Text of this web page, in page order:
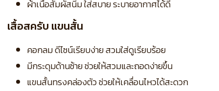
ผ้าเนื้อสัมผัสนิ่ม ใส่สบาย ระบายอากาศได้ดี
เสื้อสครับ แขนสั้น
คอกลม ดีไซน์เรียบง่าย สวมใส่ดูเรียบร้อย
มีกระดุมด้านซ้าย ช่วยให้สวมและถอดง่ายขึ้น
แขนสั้นทรงคล่องตัว ช่วยให้เคลื่อนไหวได้สะดวก